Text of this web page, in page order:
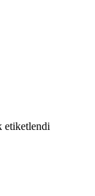
etiketlendi